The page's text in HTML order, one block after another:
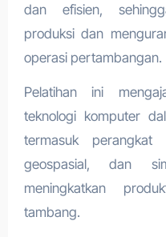
dan efisien,
produksi dan
operasi pertambangan.
Pelatihan ini
teknologi komputer
termasuk perangkat
geospasial, dan
meningkatkan
tambang.